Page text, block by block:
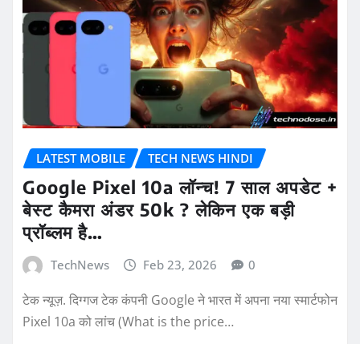
LATEST MOBILE TECH NEWS HINDI
Google Pixel 10a लॉन्च! 7 साल अपडेट +
बेस्ट कैमरा अंडर 50k ? लेकिन एक बड़ी
प्रॉब्लम है…
TechNews Feb 23, 2026 0
टेक न्यूज़. दिग्गज टेक कंपनी Google ने भारत में अपना नया स्मार्टफोन
Pixel 10a को लांच (What is the price…